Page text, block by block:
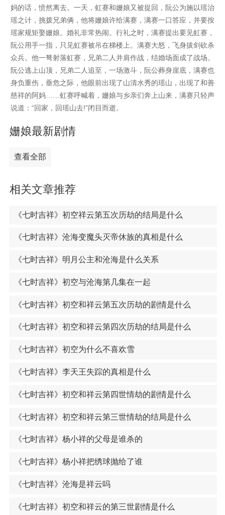
妈的话，愤然离去。一天，虹赛和姗娘又被捉回，阮公为施以瑶治
瑶之计，挑拨兄弟俩，他将姗娘许给满赛，满赛一口答应，并要按
瑶家规矩娶姗娘。婚礼非常热闹。行礼之时，满赛提出要见虹赛，
阮公用手一指，只见虹赛被吊在梯楼上。满赛大怒，飞身拔剑砍杀
众兵。他一弩射落虹赛，兄弟二人并肩作战，结婚场面成了战场。
阮公逃上山顶，兄弟二人追至，一场激斗，阮公葬身崖底，满赛也
身负重伤，垂危之际，他眼前出现了山清水秀的瑶山，出现了和善
慈祥的阿妈……虹赛呼喊着，姗娘与乡亲们奔上山来，满赛只轻声
说道：“回家，回瑶山去!”闭目而逝。
姗娘最新剧情
查看全部
相关文章推荐
《七时吉祥》初空祥云第五次历劫的结局是什么
《七时吉祥》沧海变魔头灭帝休族的真相是什么
《七时吉祥》明月公主和沧海是什么关系
《七时吉祥》初空与沧海第几集在一起
《七时吉祥》初空和祥云第五次历劫的剧情是什么
《七时吉祥》初空和祥云第四次历劫的结局是什么
《七时吉祥》初空为什么不喜欢雪
《七时吉祥》李天王失踪的真相是什么
《七时吉祥》初空和祥云第四世情劫的剧情是什么
《七时吉祥》初空和祥云第三世情劫的结局是什么
《七时吉祥》杨小祥的父母是谁杀的
《七时吉祥》杨小祥把绣球抛给了谁
《七时吉祥》沧海是祥云吗
《七时吉祥》初空和祥云的第三世剧情是什么